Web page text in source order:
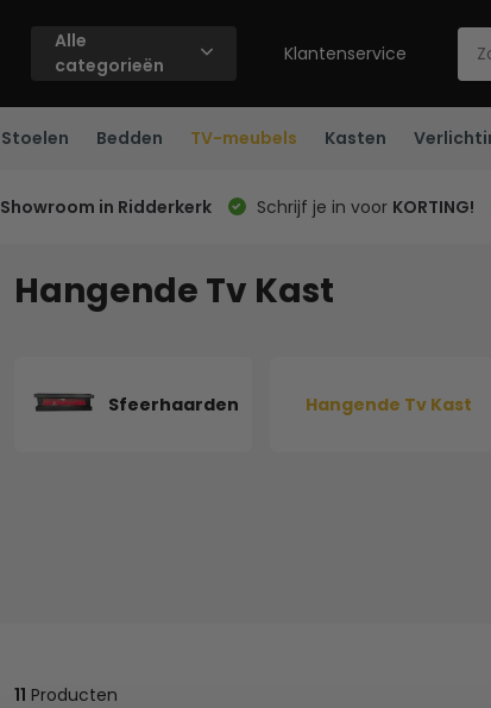
Alle
categorieën
Klantenservice
Stoelen Bedden TV-meubels Kasten
Showroom in Ridderkerk Schrijf je in voor KORTING!
Hangende Tv Kast
Sfeerhaarden Hangende Tv Kast
11 Producten